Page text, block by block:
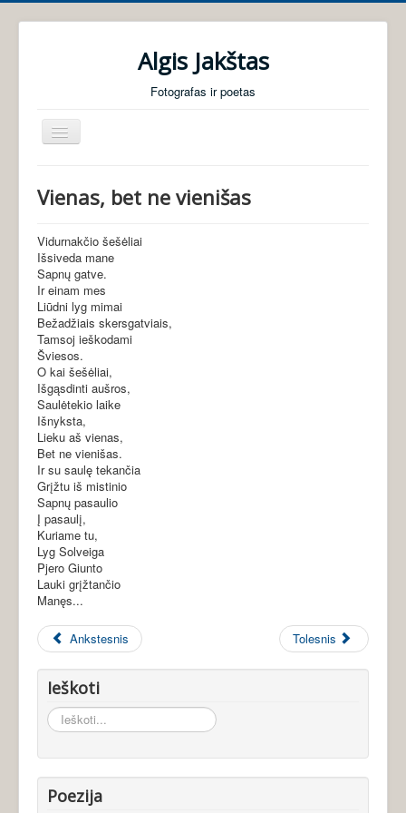
Algis Jakštas
Fotografas ir poetas
Perjungti
navigaciją
Foto galerijos
Poezija
Audio knygos
Apie mane
Vienas, bet ne vienišas
Vidurnakčio šešėliai
Išsiveda mane
Sapnų gatve.
Ir einam mes
Liūdni lyg mimai
Bežadžiais skersgatviais,
Tamsoj ieškodami
Šviesos.
O kai šešėliai,
Išgąsdinti aušros,
Saulėtekio laike
Išnyksta,
Lieku aš vienas,
Bet ne vienišas.
Ir su saulę tekančia
Grįžtu iš mistinio
Sapnų pasaulio
Į pasaulį,
Kuriame tu,
Lyg Solveiga
Pjero Giunto
Lauki grįžtančio
Manęs...
Ankstesnis Tolesnis
Ieškoti
Ieškoti...
Poezija